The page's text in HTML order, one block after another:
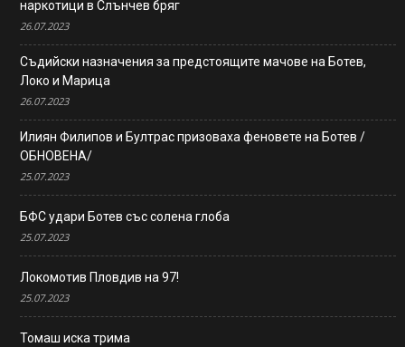
наркотици в Слънчев бряг
26.07.2023
Съдийски назначения за предстоящите мачове на Ботев,
Локо и Марица
26.07.2023
Илиян Филипов и Бултрас призоваха феновете на Ботев /
ОБНОВЕНА/
25.07.2023
БФС удари Ботев със солена глоба
25.07.2023
Локомотив Пловдив на 97!
25.07.2023
Томаш иска трима